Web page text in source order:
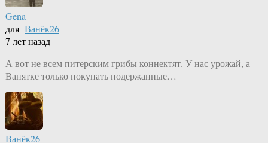
Gena
для Ванёк26
7 лет назад
А вот не всем питерским грибы коннектят. У нас урожай, а
Ванятке только покупать подержанные…
Ванёк26